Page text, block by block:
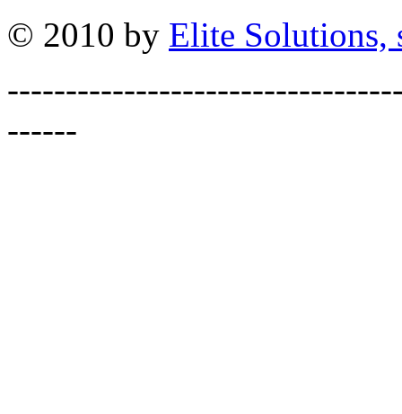
© 2010 by Elite Solutions,
------